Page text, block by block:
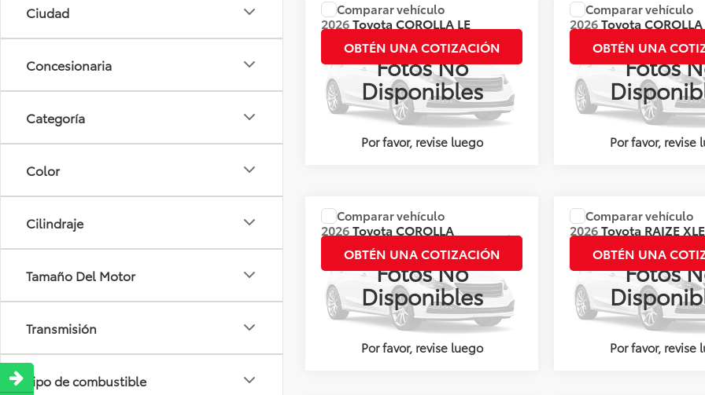
Ciudad
Concesionaria
Categoría
Color
Cilindraje
Tamaño Del Motor
Transmisión
Tipo de combustible
Fotos No
Disponibles
Por favor, revise luego
2026ToyotaCOROLLA LE
CVT
136518
Disponible Ext. Int.
Precio: Llámanos para Obtener el Precio
OBTÉN UNA COTIZACIÓN
Comparar vehículo
Fotos
Por favor, revise
2026ToyotaCOROLLA
XLE CVT
136689
Disponible
Precio: Llámanos para
OBTÉN UNA
Comparar vehículo
Fotos No
Disponibles
Por favor, revise luego
2026ToyotaCOROLLA
CROSS XLE CVT
144017
Disponible Ext. Int.
Precio: Llámanos para Obtener el Precio
OBTÉN UNA COTIZACIÓN
Comparar vehículo
Fotos
Por favor, revise
2026Toyota RAIZE XLE
CVT BITONO
144004
Disponible
Precio: Llámanos para
OBTÉN UNA
Comparar vehículo